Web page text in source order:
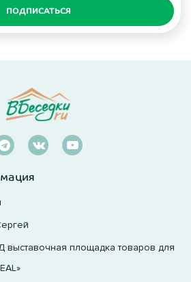
ПОДПИСАТЬСЯ
выставочная площадка товаров для